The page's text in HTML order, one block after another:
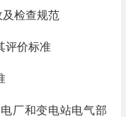
检查规范
评价标准
厂和变电站电气部